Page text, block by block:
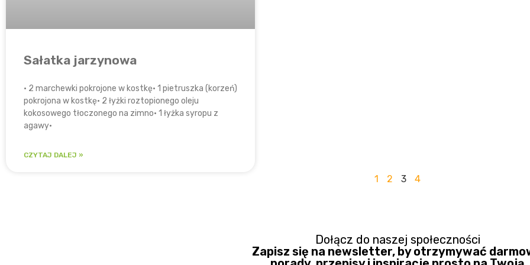
Sałatka jarzynowa
• 2 marchewki pokrojone w kostkę• 1 pietruszka (korzeń)
pokrojona w kostkę• 2 łyżki roztopionego oleju
kokosowego tłoczonego na zimno• 1 łyżka syropu z
agawy•
CZYTAJ DALEJ »
1 2 3 4
Dołącz do naszej społeczności
Zapisz się na newsletter, by otrzymywać